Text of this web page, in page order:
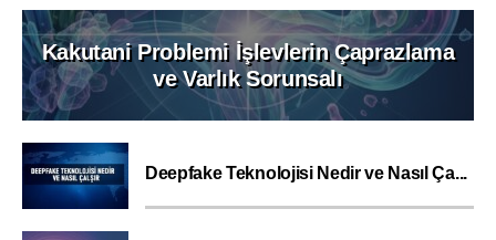
Kakutani Problemi İşlevlerin Çaprazlama
ve Varlık Sorunsalı
Deepfake Teknolojisi Nedir ve Nasıl Ça...